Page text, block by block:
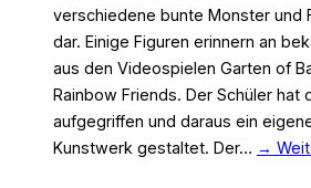
verschiedene bunte Monster und
dar. Einige Figuren erinnern an
aus den Videospielen Garten of
Rainbow Friends. Der Schüler hat
aufgegriffen und daraus ein
Kunstwerk gestaltet. Der… →